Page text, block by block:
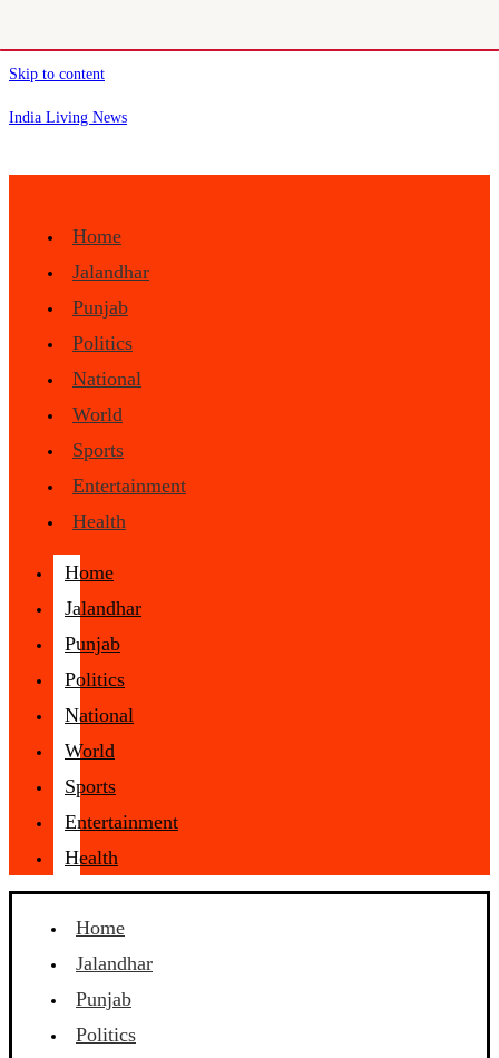
Skip to content
India Living News
Home
Jalandhar
Punjab
Politics
National
World
Sports
Entertainment
Health
Home
Jalandhar
Punjab
Politics
National
World
Sports
Entertainment
Health
Home
Jalandhar
Punjab
Politics